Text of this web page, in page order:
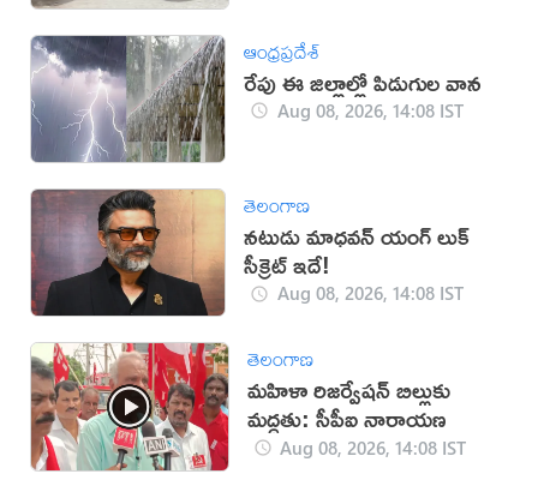
ఆంధ్రప్రదేశ్
రేపు ఈ జిల్లాల్లో పిడుగుల వాన
Aug 08, 2026, 14:08 IST
తెలంగాణ
నటుడు మాధవన్ యంగ్ లుక్
సీక్రెట్ ఇదే!
Aug 08, 2026, 14:08 IST
తెలంగాణ
మహిళా రిజర్వేషన్ బిల్లుకు
మద్దతు: సీపీఐ నారాయణ
Aug 08, 2026, 14:08 IST